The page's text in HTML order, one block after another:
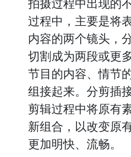
拍摄过程中出现的
过程中，主要是将
内容的两个镜头，
切割成为两段或更
节目的内容、情节
组接起来。分剪插
剪辑过程中将原有
新组合，以改变原
更加明快、流畅。